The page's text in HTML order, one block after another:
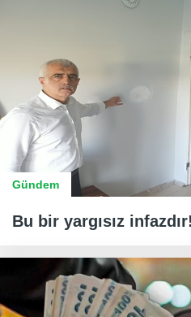
Gündem
Bu bir yargısız infazdır!